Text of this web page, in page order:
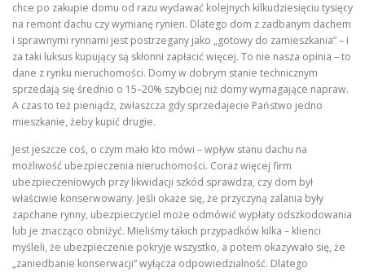
chce po zakupie domu od razu wydawać kolejnych kilkudziesięciu tysięcy
na remont dachu czy wymianę rynien. Dlatego dom z zadbanym dachem
i sprawnymi rynnami jest postrzegany jako „gotowy do zamieszkania” – i
za taki luksus kupujący są skłonni zapłacić więcej. To nie nasza opinia – to
dane z rynku nieruchomości. Domy w dobrym stanie technicznym
sprzedają się średnio o 15–20% szybciej niż domy wymagające napraw.
A czas to też pieniądz, zwłaszcza gdy sprzedajecie Państwo jedno
mieszkanie, żeby kupić drugie.
Jest jeszcze coś, o czym mało kto mówi – wpływ stanu dachu na
możliwość ubezpieczenia nieruchomości. Coraz więcej firm
ubezpieczeniowych przy likwidacji szkód sprawdza, czy dom był
właściwie konserwowany. Jeśli okaże się, że przyczyną zalania były
zapchane rynny, ubezpieczyciel może odmówić wypłaty odszkodowania
lub je znacząco obniżyć. Mieliśmy takich przypadków kilka – klienci
myśleli, że ubezpieczenie pokryje wszystko, a potem okazywało się, że
„zaniedbanie konserwacji” wyłącza odpowiedzialność. Dlatego